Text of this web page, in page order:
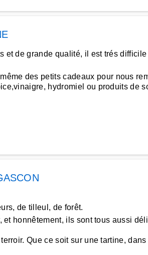
de grande qualité, il est trés
des petits cadeaux pour nous
hydromiel ou produits de
de tilleul, de forêt.
honnêtement, ils sont tous aussi
Que ce soit sur une tartine,